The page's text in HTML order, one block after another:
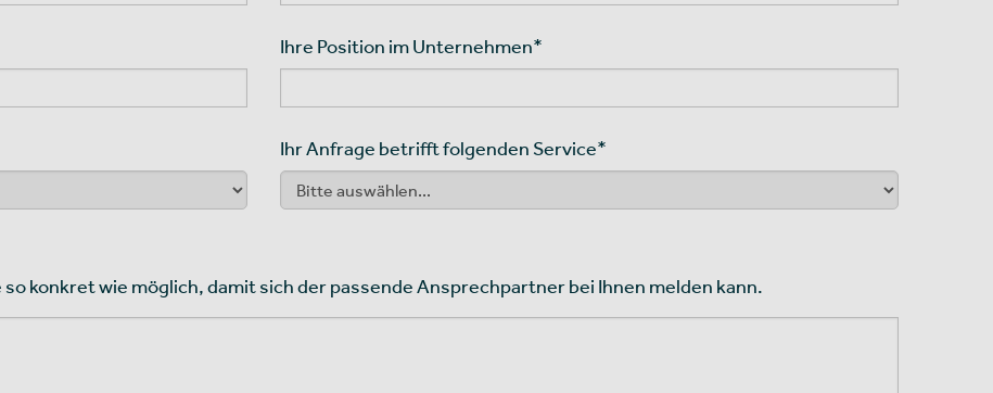
Ihre Position im Unternehmen*
Ihr Anfrage betrifft folgenden Service*
konkret wie möglich, damit sich der passende Ansprechpartner bei Ihnen melden kann.